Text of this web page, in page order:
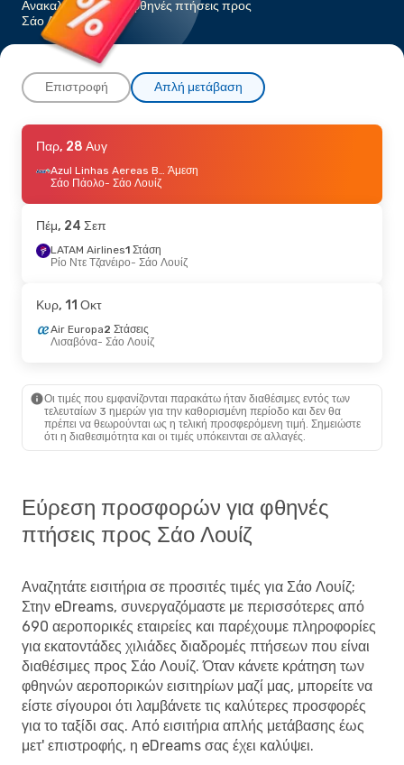
Ανακαλύψτε τις πιο φθηνές πτήσεις προς
Σάο Λουίζ
Επιστροφή Απλή μετάβαση
Σάβ, 12 Σεπ- Πέμ, 17 Σεπ
Azul Linhas Aereas Brasileiras
2 Στάσεις
Azul Linhas Aereas Brasileiras 1 Στάση
Σάο Λουίζ- Σάο Πάολο
Κυρ, 11 Οκτ- Πέμ, 15 Οκτ
Λισαβόνα- Σάο Λουίζ
2 Στάσεις
Σάο Λουίζ
- Λισαβόνα
Παρ, 28 Αυγ
Azul Linhas Aereas Brasileiras Άμεση
Σάο Πάολο- Σάο Λουίζ
Πέμ, 24 Σεπ
LATAM Airlines1 Στάση
Ρίο Ντε Τζανέιρο- Σάο Λουίζ
Κυρ, 11 Οκτ
Air Europa2 Στάσεις
Λισαβόνα- Σάο Λουίζ
Οι τιμές που εμφανίζονται παρακάτω ήταν διαθέσιμες εντός των
τελευταίων 3 ημερών για την καθορισμένη περίοδο και δεν θα
πρέπει να θεωρούνται ως η τελική προσφερόμενη τιμή. Σημειώστε
ότι η διαθεσιμότητα και οι τιμές υπόκεινται σε αλλαγές.
Εύρεση προσφορών για φθηνές
πτήσεις προς Σάο Λουίζ
Αναζητάτε εισιτήρια σε προσιτές τιμές για Σάο Λουίζ;
Στην eDreams, συνεργαζόμαστε με περισσότερες από
690 αεροπορικές εταιρείες και παρέχουμε πληροφορίες
για εκατοντάδες χιλιάδες διαδρομές πτήσεων που είναι
διαθέσιμες προς Σάο Λουίζ. Όταν κάνετε κράτηση των
φθηνών αεροπορικών εισιτηρίων μαζί μας, μπορείτε να
είστε σίγουροι ότι λαμβάνετε τις καλύτερες προσφορές
για το ταξίδι σας. Από εισιτήρια απλής μετάβασης έως
μετ' επιστροφής, η eDreams σας έχει καλύψει.